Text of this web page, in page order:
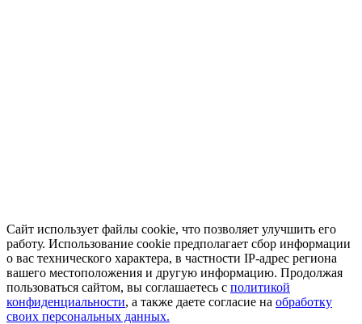
Сайт использует файлы cookie, что позволяет улучшить его
работу. Использование cookie предполагает сбор информации
о вас технического характера, в частности IP-адрес региона
вашего местоположения и другую информацию. Продолжая
пользоваться сайтом, вы соглашаетесь с политикой
конфиденциальности, а также даете согласие на обработку
своих персональных данных.